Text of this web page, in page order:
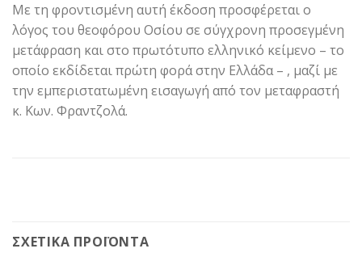
Με τη φροντισμένη αυτή έκδοση προσφέρεται ο
λόγος του θεοφόρου Οσίου σε σύγχρονη προσεγμένη
μετάφραση και στο πρωτότυπο ελληνικό κείμενο – το
οποίο εκδίδεται πρώτη φορά στην Ελλάδα – , μαζί με
την εμπεριστατωμένη εισαγωγή από τον μεταφραστή
κ. Κων. Φραντζολά.
ΣΧΕΤΙΚΆ ΠΡΟΪΌΝΤΑ